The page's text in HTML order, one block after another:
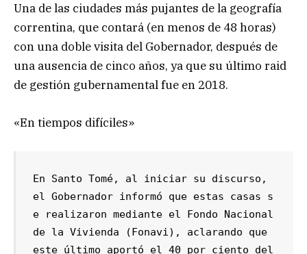
Una de las ciudades más pujantes de la geografía
correntina, que contará (en menos de 48 horas)
con una doble visita del Gobernador, después de
una ausencia de cinco años, ya que su último raid
de gestión gubernamental fue en 2018.
«En tiempos difíciles»
En Santo Tomé, al iniciar su discurso,
el Gobernador informó que estas casas s
e realizaron mediante el Fondo Nacional
de la Vivienda (Fonavi), aclarando que
este último aportó el 40 por ciento del